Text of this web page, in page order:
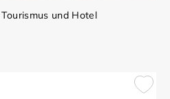
und Hotel